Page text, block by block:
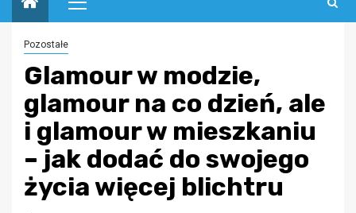
Menu
główne
Pozostałe
Glamour w modzie,
glamour na co dzień, ale
i glamour w mieszkaniu
– jak dodać do swojego
życia więcej blichtru